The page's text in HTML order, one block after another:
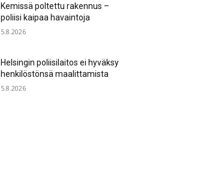
Kemissä poltettu rakennus –
poliisi kaipaa havaintoja
5.8.2026
Helsingin poliisilaitos ei hyväksy
henkilöstönsä maalittamista
5.8.2026